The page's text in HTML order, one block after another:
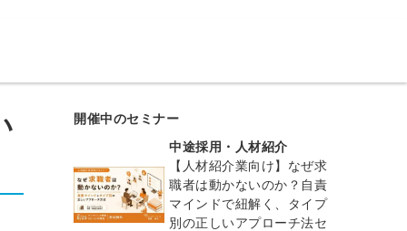
開催中のセミナー
中途採用・人材紹介
【人材紹介業向け】なぜ求
職者は動かないのか？自責
マインドで紐解く、タイプ
別の正しいアプローチ法セ